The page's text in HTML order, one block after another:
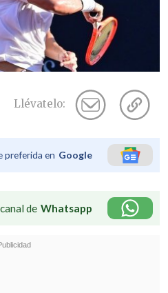
Llévatelo:
preferida en Google
de Whatsapp